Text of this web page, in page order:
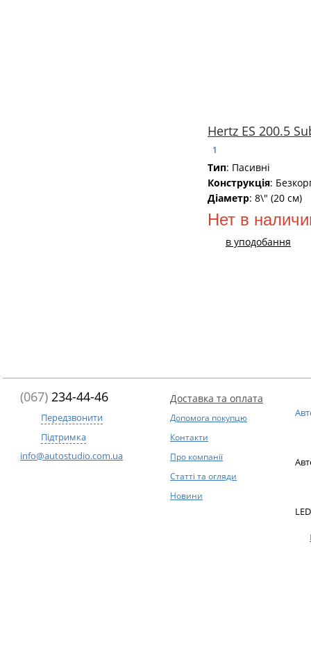
Hertz ES 200.5
1
Тип: Пасивні
Конструкція:
Діаметр: 8\" (20 см)
Нет в
в уподобання
(067) 234-44-46
Передзвонити
Підтримка
info@autostudio.com.ua
Доставка та оплата
Допомога покупцю
Контакти
Про компанії
Статті та огляди
Новини